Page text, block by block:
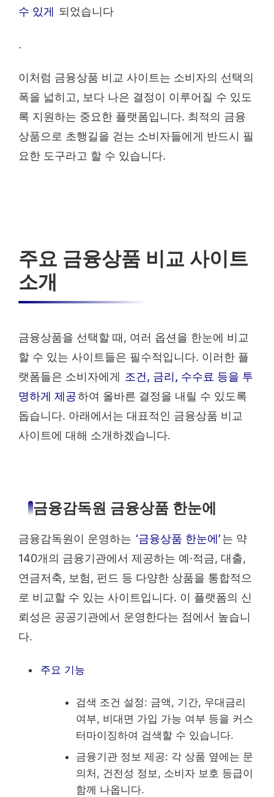
수 있게 되었습니다
.
이처럼 금융상품 비교 사이트는 소비자의 선택의
폭을 넓히고, 보다 나은 결정이 이루어질 수 있도
록 지원하는 중요한 플랫폼입니다. 최적의 금융
상품으로 초행길을 걷는 소비자들에게 반드시 필
요한 도구라고 할 수 있습니다.
주요 금융상품 비교 사이트
소개
금융상품을 선택할 때, 여러 옵션을 한눈에 비교
할 수 있는 사이트들은 필수적입니다. 이러한 플
랫폼들은 소비자에게 조건, 금리, 수수료 등을 투
명하게 제공하여 올바른 결정을 내릴 수 있도록
돕습니다. 아래에서는 대표적인 금융상품 비교
사이트에 대해 소개하겠습니다.
금융감독원 금융상품 한눈에
금융감독원이 운영하는 ‘금융상품 한눈에’는 약
140개의 금융기관에서 제공하는 예·적금, 대출,
연금저축, 보험, 펀드 등 다양한 상품을 통합적으
로 비교할 수 있는 사이트입니다. 이 플랫폼의 신
뢰성은 공공기관에서 운영한다는 점에서 높습니
다.
주요 기능
검색 조건 설정: 금액, 기간, 우대금리
여부, 비대면 가입 가능 여부 등을 커스
터마이징하여 검색할 수 있습니다.
금융기관 정보 제공: 각 상품 옆에는 문
의처, 건전성 정보, 소비자 보호 등급이
함께 나옵니다.